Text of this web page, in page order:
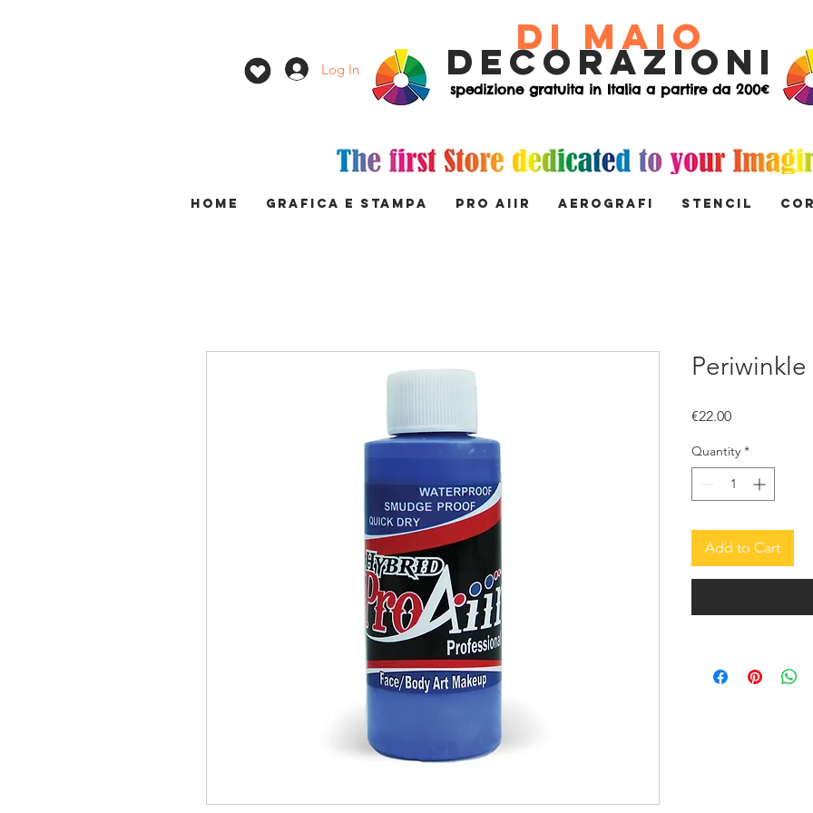
di Maio
decorazioni
Log In
spedizione gratuita in Italia a partire da 200€
HOME GRAFICA E STAMPA PRO AIIR AEROGRAFI STENCIL
€22.00Price
Quantity *
Add to Cart